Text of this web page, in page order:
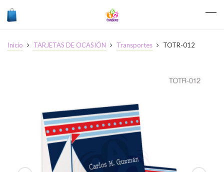
Inicio TARJETAS DE OCASIÓN Transportes TOTR-012